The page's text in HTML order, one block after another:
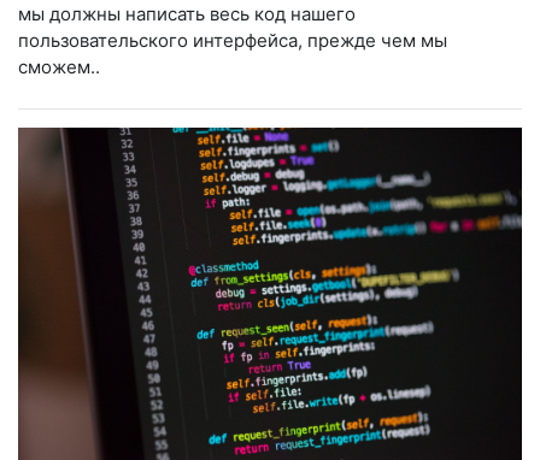
мы должны написать весь код нашего
пользовательского интерфейса, прежде чем мы
сможем..